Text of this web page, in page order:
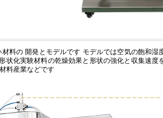
料の 開発とモデルです モデルでは空気の飽和湿
状化実験材料の乾燥効果と形状の強化と収集速度
料産業などです